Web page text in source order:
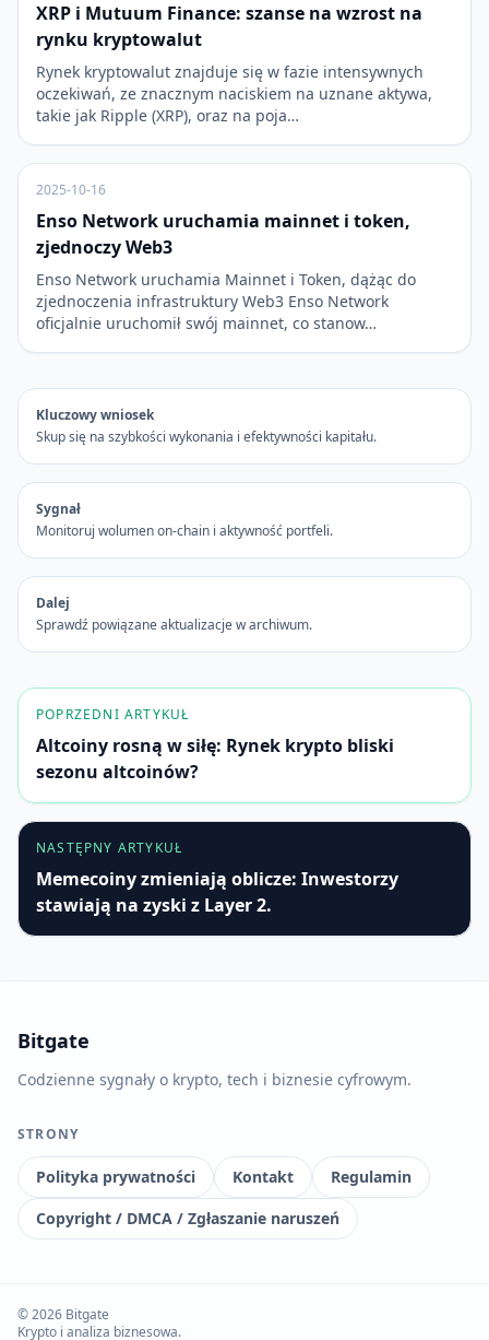
XRP i Mutuum Finance: szanse na wzrost na
rynku kryptowalut
Rynek kryptowalut znajduje się w fazie intensywnych
oczekiwań, ze znacznym naciskiem na uznane aktywa,
takie jak Ripple (XRP), oraz na poja…
2025-10-16
Enso Network uruchamia mainnet i token,
zjednoczy Web3
Enso Network uruchamia Mainnet i Token, dążąc do
zjednoczenia infrastruktury Web3 Enso Network
oficjalnie uruchomił swój mainnet, co stanow…
Kluczowy wniosek
Skup się na szybkości wykonania i efektywności kapitału.
Sygnał
Monitoruj wolumen on-chain i aktywność portfeli.
Dalej
Sprawdź powiązane aktualizacje w archiwum.
POPRZEDNI ARTYKUŁ
Altcoiny rosną w siłę: Rynek krypto bliski
sezonu altcoinów?
NASTĘPNY ARTYKUŁ
Memecoiny zmieniają oblicze: Inwestorzy
stawiają na zyski z Layer 2.
Bitgate
Codzienne sygnały o krypto, tech i biznesie cyfrowym.
STRONY
Polityka prywatności Kontakt
Regulamin
Copyright / DMCA / Zgłaszanie naruszeń
© 2026 Bitgate
Krypto i analiza biznesowa.